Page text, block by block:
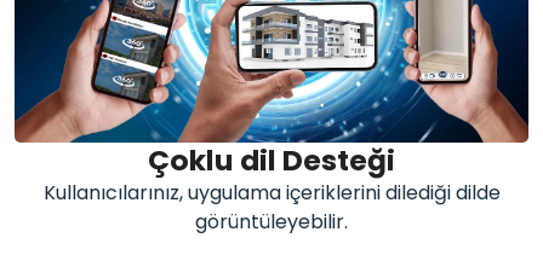
Çoklu dil Desteği
Kullanıcılarınız, uygulama içeriklerini dilediği dilde
görüntüleyebilir.